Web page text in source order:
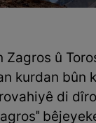
û
kurdan bûn
di